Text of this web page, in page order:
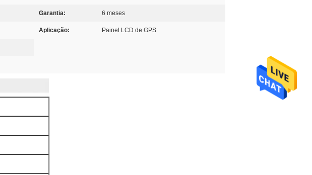
Garantia: 6 meses
Aplicação: Painel LCD de GPS